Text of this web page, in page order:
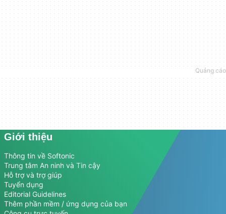
Giới thiệu
Thông tin về Softonic
Trung tâm An ninh và Tin cậy
Hỗ trợ và trợ giúp
Tuyển dụng
Editorial Guidelines
Thêm phần mềm / ứng dụng của bạn